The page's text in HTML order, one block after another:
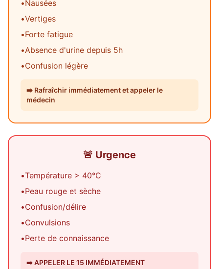
•Nausées
•Vertiges
•Forte fatigue
•Absence d'urine depuis 5h
•Confusion légère
➡️ Rafraîchir immédiatement et appeler le
médecin
🚨 Urgence
•Température > 40°C
•Peau rouge et sèche
•Confusion/délire
•Convulsions
•Perte de connaissance
➡️APPELER LE 15 IMMÉDIATEMENT